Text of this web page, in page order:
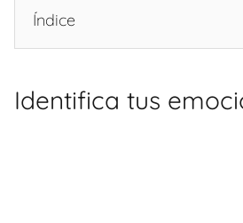
Índice
Identifica tus